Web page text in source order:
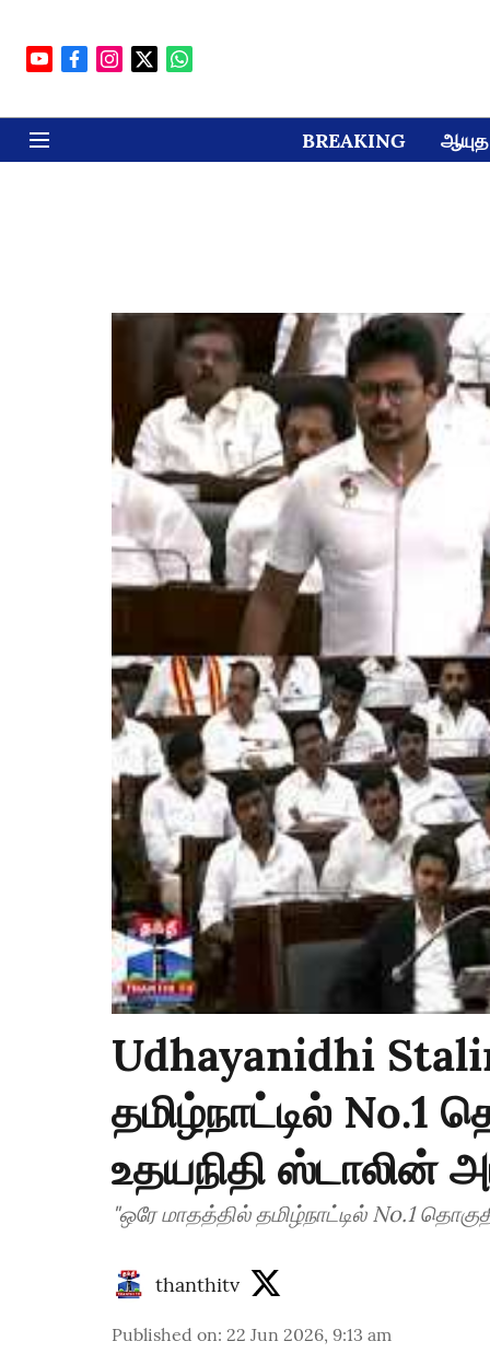
BREAKING ஆயுத
Udhayanidhi
தமிழ்நாட்டில் No.1
உதயநிதி ஸ்டாலின்
"ஒரே மாதத்தில் தமிழ்நாட்டில் No.1
thanthitv
Published on: 22 Jun 2026, 9:13 am